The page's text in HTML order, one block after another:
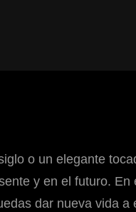
o un elegante
y en el futuro. En
dar nueva vida a